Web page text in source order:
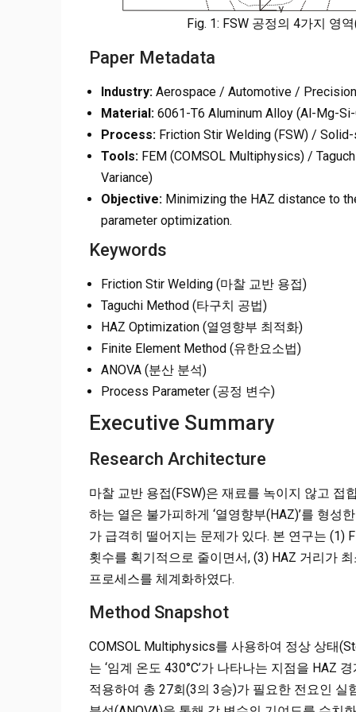
Fig. 1: FSW 공정의 4가지 영
Paper Metadata
Industry: Aerospace / Automotive /
Material: 6061-T6 Aluminum Alloy (Al-Mg-
Process: Friction Stir Welding (FSW) /
Tools: FEM (COMSOL Multiphysics) /
Variance)
Objective: Minimizing the HAZ distance to
parameter optimization.
Keywords
Friction Stir Welding (마찰 교반 용접)
Taguchi Method (타구치 공법)
HAZ Optimization (열영향부 최적화)
Finite Element Method (유한요소법)
ANOVA (분산 분석)
Process Parameter (공정 변수)
Executive Summary
Research Architecture
마찰 교반 용접(FSW)은 재료를 녹이지 않고 접
하는 열은 불가피하게 ‘열영향부(HAZ)’를 형
가 급격히 떨어지는 문제가 있다. 본 연구는 (1)
횟수를 획기적으로 줄이면서, (3) HAZ 거리가
프로세스를 체계화하였다.
Method Snapshot
COMSOL Multiphysics를 사용하여 정상 상태
는 ‘임계 온도 430°C’가 나타나는 지점을 HAZ
적용하여 총 27회(3의 3승)가 필요한 전요인